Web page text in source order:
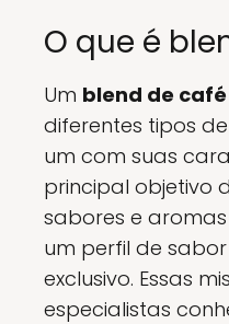
O que é
Um blend de café
diferentes tipos
um com suas
principal objetivo
sabores e
um perfil de
exclusivo. Essas
especialistas